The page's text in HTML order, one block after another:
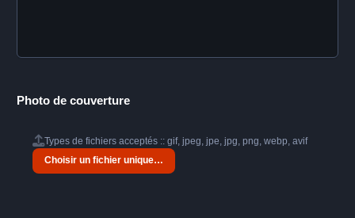
Photo de couverture
Types de fichiers acceptés :: gif, jpeg, jpe, jpg, png, webp, avif
Choisir un fichier unique…